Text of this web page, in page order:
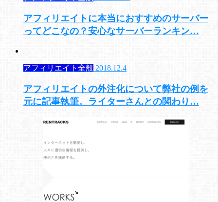
アフィリエイトに本当におすすめのサーバー
ってどこなの？安心なサーバーランキン…
アフィリエイト全般 2018.12.4
アフィリエイトの外注化について弊社の例を
元に記事執筆。ライターさんとの関わり…